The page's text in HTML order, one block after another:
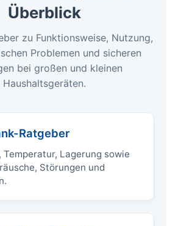
Überblick
zu Funktionsweise, Nutzung,
Problemen und sicheren
bei großen und kleinen
Haushaltsgeräten.
Ratgeber
Temperatur, Lagerung sowie
Störungen und